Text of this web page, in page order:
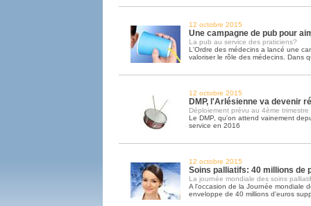
12 octobre 2015
Une campagne de pub pour
La pub au service des praticiens?
L'Ordre des médecins a lancé une
valoriser le rôle des médecins. Dans
12 octobre 2015
DMP, l'Arlésienne va devenir
Déploiement prévu au 4ème trimestre
Le DMP, qu'on attend vainement
service en 2016
12 octobre 2015
Soins palliatifs: 40 millions de
La journée mondiale des soins
A l'occasion de la Journée mondiale
enveloppe de 40 millions d'euros